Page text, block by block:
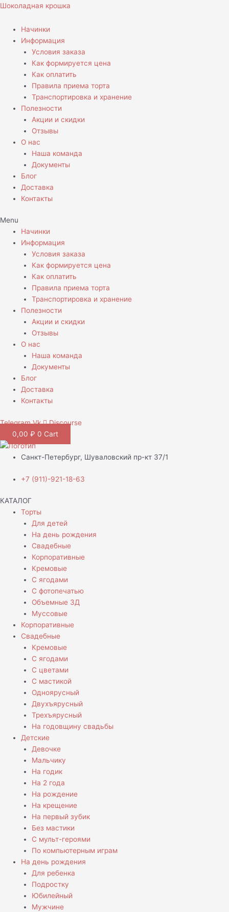
Перейти
содержимому
Шоколадная крошка
Начинки
Информация
Условия заказа
Как формируется цена
Как оплатить
Правила приема торта
Транспортировка и хранение
Полезности
Акции и скидки
Отзывы
О нас
Наша команда
Документы
Блог
Доставка
Контакты
Menu
Начинки
Информация
Условия заказа
Как формируется цена
Как оплатить
Правила приема торта
Транспортировка и хранение
Полезности
Акции и скидки
Отзывы
О нас
Наша команда
Документы
Блог
Доставка
Контакты
Telegram Vk
Discourse
0,00 ₽ 0 Cart
Санкт-Петербург, Шуваловский пр-кт 37/1
+7 (911)-921-18-63
КАТАЛОГ
Торты
Для детей
На день рождения
Свадебные
Корпоративные
Кремовые
С ягодами
С фотопечатью
Объемные 3Д
Муссовые
Корпоративные
Свадебные
Кремовые
С ягодами
С цветами
С мастикой
Одноярусный
Двухъярусный
Трехъярусный
На годовщину свадьбы
Детские
Девочке
Мальчику
На годик
На 2 года
На рождение
На крещение
На первый зубик
Без мастики
С мульт-героями
По компьютерным играм
На день рождения
Для ребенка
Подростку
Юбилейный
Мужчине